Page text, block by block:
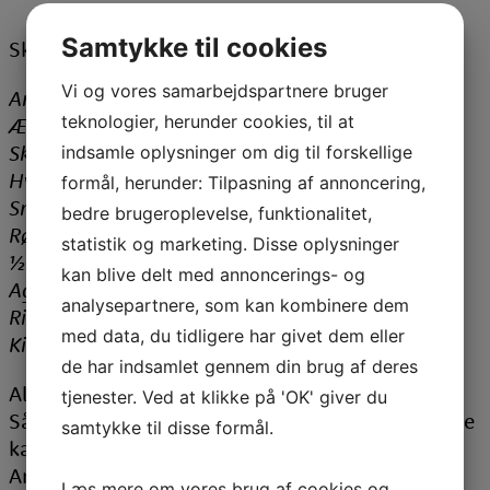
Skovridergaarden tilbyder følgende:
Andesteg
Æbler/svesker
Skysauce
Hvide kartofler
Små kartofler – sukker/smør apart
Rødkål
½ æbler med ribsgelé
Agurkesalat
Risalamande
Kirsebærsauce
Al maden vil være forberedt.
Så I selv kun behøver at varme det i ovn og koge
kartofler m.m.
Anvisning vil medfølge
Samtykke til cookies
Vi og vores samarbejdspartnere bruger
teknologier, herunder cookies, til at
indsamle oplysninger om dig til forskellige
formål, herunder: Tilpasning af annoncering,
bedre brugeroplevelse, funktionalitet,
statistik og marketing. Disse oplysninger
kan blive delt med annoncerings- og
analysepartnere, som kan kombinere dem
med data, du tidligere har givet dem eller
de har indsamlet gennem din brug af deres
tjenester. Ved at klikke på 'OK' giver du
samtykke til disse formål.